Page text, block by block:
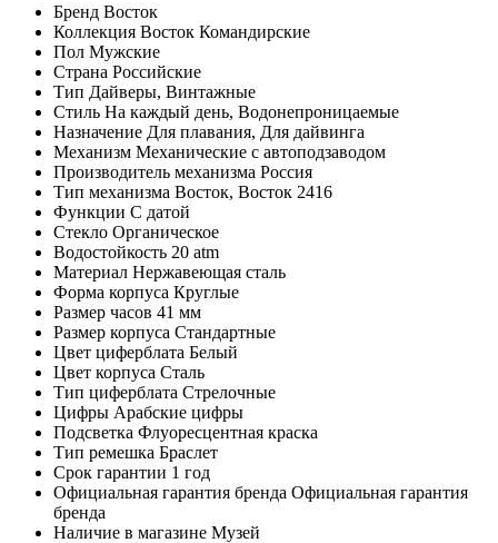
Бренд Восток
Коллекция Восток Командирские
Пол Мужские
Страна Российские
Тип Дайверы, Винтажные
Стиль На каждый день, Водонепроницаемые
Назначение Для плавания, Для дайвинга
Механизм Механические с автоподзаводом
Производитель механизма Россия
Тип механизма Восток, Восток 2416
Функции С датой
Стекло Органическое
Водостойкость 20 atm
Материал Нержавеющая сталь
Форма корпуса Круглые
Размер часов 41 мм
Размер корпуса Стандартные
Цвет циферблата Белый
Цвет корпуса Сталь
Тип циферблата Стрелочные
Цифры Арабские цифры
Подсветка Флуоресцентная краска
Тип ремешка Браслет
Срок гарантии 1 год
Официальная гарантия бренда Официальная гарантия
бренда
Наличие в магазине Музей